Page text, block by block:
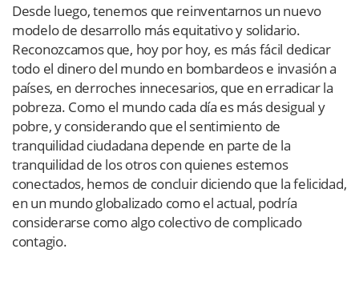
Desde luego, tenemos que reinventarnos un nuevo
modelo de desarrollo más equitativo y solidario.
Reconozcamos que, hoy por hoy, es más fácil dedicar
todo el dinero del mundo en bombardeos e invasión a
países, en derroches innecesarios, que en erradicar la
pobreza. Como el mundo cada día es más desigual y
pobre, y considerando que el sentimiento de
tranquilidad ciudadana depende en parte de la
tranquilidad de los otros con quienes estemos
conectados, hemos de concluir diciendo que la felicidad,
en un mundo globalizado como el actual, podría
considerarse como algo colectivo de complicado
contagio.